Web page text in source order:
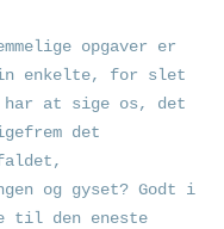
opgaver er
enkelte, for slet
at sige os, det
det
faldet,
og gyset? Godt i
til den eneste